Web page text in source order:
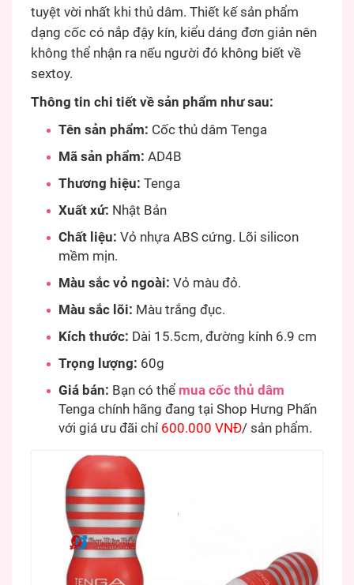
tuyệt vời nhất khi thủ dâm. Thiết kế sản phẩm
dạng cốc có nắp đậy kín, kiểu dáng đơn giản nên
không thể nhận ra nếu người đó không biết về
sextoy.
Thông tin chi tiết về sản phẩm như sau:
Tên sản phẩm: Cốc thủ dâm Tenga
Mã sản phẩm: AD4B
Thương hiệu: Tenga
Xuất xứ: Nhật Bản
Chất liệu: Vỏ nhựa ABS cứng. Lõi silicon
mềm mịn.
Màu sắc vỏ ngoài: Vỏ màu đỏ.
Màu sắc lõi: Màu trắng đục.
Kích thước: Dài 15.5cm, đường kính 6.9 cm
Trọng lượng: 60g
Giá bán: Bạn có thể mua cốc thủ dâm
Tenga chính hãng đang tại Shop Hưng Phấn
với giá ưu đãi chỉ 600.000 VNĐ/ sản phẩm.